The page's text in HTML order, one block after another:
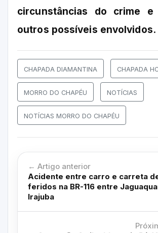
circunstâncias do crime e
outros possíveis envolvidos.
CHAPADA DIAMANTINA CHAPADA
MORRO DO CHAPÉU NOTÍCIAS
NOTÍCIAS MORRO DO CHAPÉU
← Artigo anterior
Acidente entre carro e carreta
feridos na BR-116 entre
Irajuba